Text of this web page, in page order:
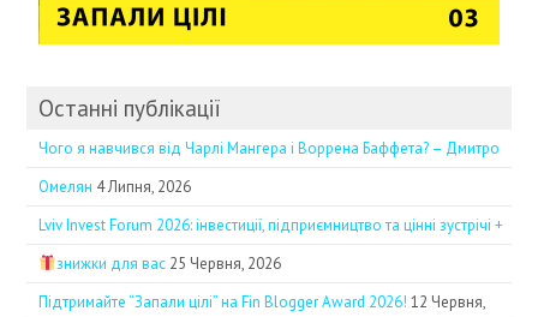
Останні публікації
Чого я навчився від Чарлі Мангера і Воррена Баффета? – Дмитро
Омелян 4 Липня, 2026
Lviv Invest Forum 2026: інвестиції, підприємництво та цінні зустрічі +
знижки для вас 25 Червня, 2026
Підтримайте “Запали цілі” на Fin Blogger Award 2026! 12 Червня,